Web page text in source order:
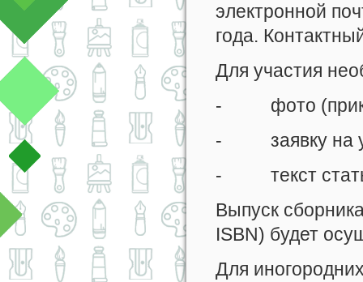
электронной
года.
Для участия
- фото
- заявку на
- текст
Выпуск
ISBN) будет
Для